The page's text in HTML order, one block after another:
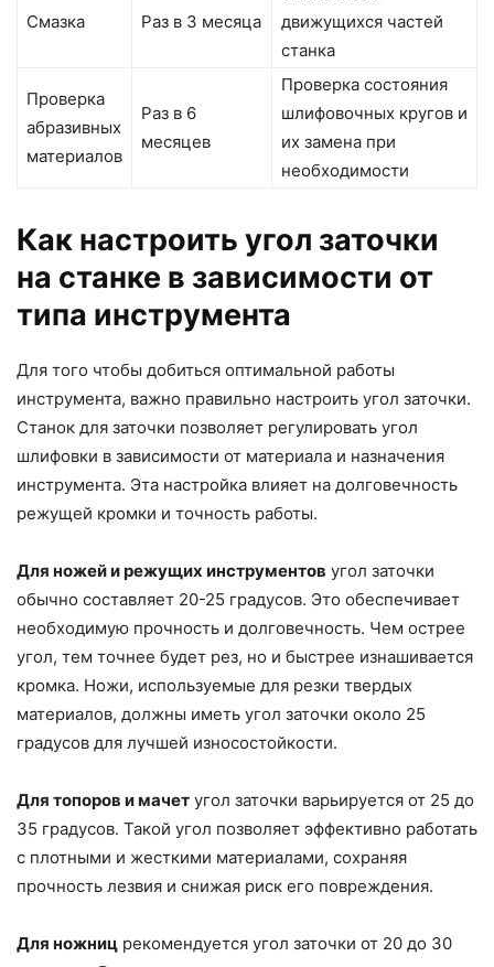
Смазка Раз в 3 месяца
движущихся частей
станка
Проверка
абразивных
материалов
Раз в 6
месяцев
Проверка состояния
шлифовочных кругов и
их замена при
необходимости
Как настроить угол заточки
на станке в зависимости от
типа инструмента
Для того чтобы добиться оптимальной работы
инструмента, важно правильно настроить угол заточки.
Станок для заточки позволяет регулировать угол
шлифовки в зависимости от материала и назначения
инструмента. Эта настройка влияет на долговечность
режущей кромки и точность работы.
Для ножей и режущих инструментов угол заточки
обычно составляет 20-25 градусов. Это обеспечивает
необходимую прочность и долговечность. Чем острее
угол, тем точнее будет рез, но и быстрее изнашивается
кромка. Ножи, используемые для резки твердых
материалов, должны иметь угол заточки около 25
градусов для лучшей износостойкости.
Для топоров и мачет угол заточки варьируется от 25 до
35 градусов. Такой угол позволяет эффективно работать
с плотными и жесткими материалами, сохраняя
прочность лезвия и снижая риск его повреждения.
Для ножниц рекомендуется угол заточки от 20 до 30